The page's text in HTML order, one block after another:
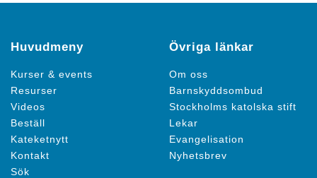
Huvudmeny
Kurser & events
Resurser
Videos
Beställ
Kateketnytt
Kontakt
Sök
Övriga länkar
Om oss
Barnskyddsombud
Stockholms katolska stift
Lekar
Evangelisation
Nyhetsbrev